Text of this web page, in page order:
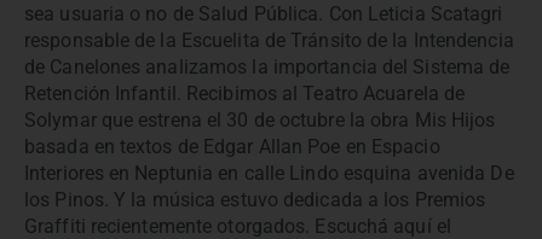
sea usuaria o no de Salud Pública. Con Leticia Scatagri
responsable de la Escuelita de Tránsito de la Intendencia
de Canelones analizamos la importancia del Sistema de
Retención Infantil. Recibimos al Teatro Acuarela de
Solymar que estrena el 30 de octubre la obra Mis Hijos
basada en textos de Edgar Allan Poe en Espacio
Interiores en Neptunia en calle Lindo esquina avenida De
los Pinos. Y la música estuvo dedicada a los Premios
Graffiti recientemente otorgados. Escuchá aquí el